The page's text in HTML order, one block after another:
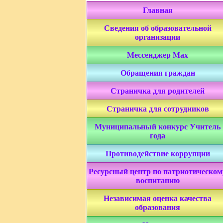
Главная
Сведения об образовательной
организации
Мессенджер Мах
Обращения граждан
Страничка для родителей
Страничка для сотрудников
Муниципальный конкурс Учитель
года
Противодействие коррупции
Ресурсный центр по
воспитанию
Независимая оценка качества
образования